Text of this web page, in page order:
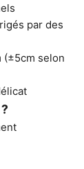
par des
(±5cm selon